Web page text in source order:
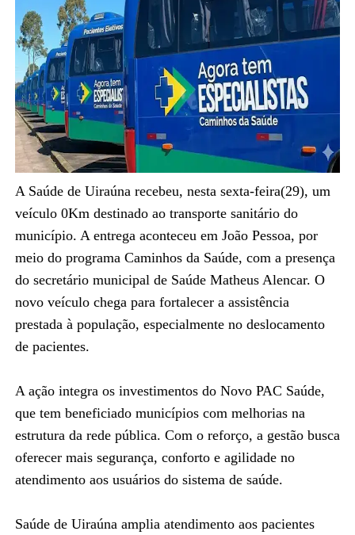
A Saúde de Uiraúna recebeu, nesta sexta-feira(29), um
veículo 0Km destinado ao transporte sanitário do
município. A entrega aconteceu em João Pessoa, por
meio do programa Caminhos da Saúde, com a presença
do secretário municipal de Saúde Matheus Alencar. O
novo veículo chega para fortalecer a assistência
prestada à população, especialmente no deslocamento
de pacientes.
A ação integra os investimentos do Novo PAC Saúde,
que tem beneficiado municípios com melhorias na
estrutura da rede pública. Com o reforço, a gestão busca
oferecer mais segurança, conforto e agilidade no
atendimento aos usuários do sistema de saúde.
Saúde de Uiraúna amplia atendimento aos pacientes